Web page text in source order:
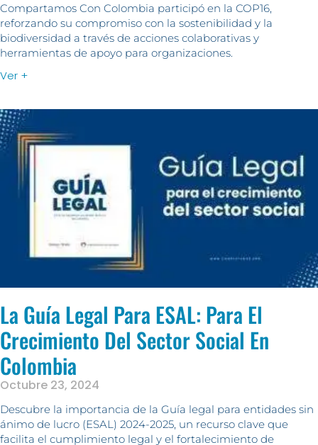
Compartamos Con Colombia participó en la COP16,
reforzando su compromiso con la sostenibilidad y la
biodiversidad a través de acciones colaborativas y
herramientas de apoyo para organizaciones.
Ver +
La Guía Legal Para ESAL: Para El
Crecimiento Del Sector Social En
Colombia
Octubre 23, 2024
Descubre la importancia de la Guía legal para entidades sin
ánimo de lucro (ESAL) 2024-2025, un recurso clave que
facilita el cumplimiento legal y el fortalecimiento de